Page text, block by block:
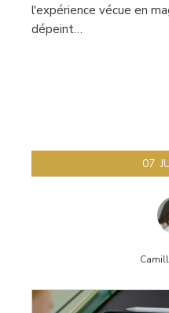
l'expérience vécue en
dépeint…
07